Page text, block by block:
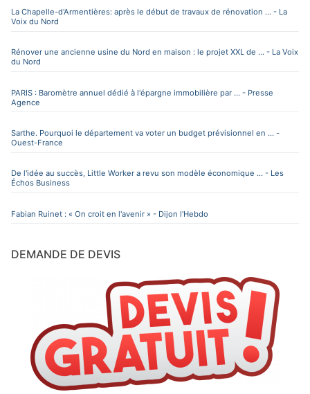
La Chapelle-d'Armentières: après le début de travaux de rénovation ... - La
Voix du Nord
Rénover une ancienne usine du Nord en maison : le projet XXL de ... - La Voix
du Nord
PARIS : Baromètre annuel dédié à l'épargne immobilière par ... - Presse
Agence
Sarthe. Pourquoi le département va voter un budget prévisionnel en ... -
Ouest-France
De l'idée au succès, Little Worker a revu son modèle économique ... - Les
Échos Business
Fabian Ruinet : « On croit en l'avenir » - Dijon l'Hebdo
DEMANDE DE DEVIS